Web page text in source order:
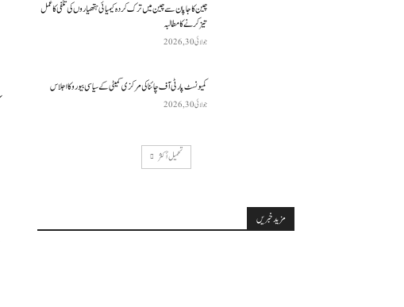
چین کا جاپان سے چین میں ترک کردہ کیمیائی ہتھیاروں کی تلفی کا عمل
تیز کرنے کا مطالبہ
جولائی 30, 2026
کمیونسٹ پارٹی آف چائنا کی مرکزی کمیٹی کے سیاسی بیورو کا اجلاس
جولائی 30, 2026
تحميل أكثر
مزید خبریں